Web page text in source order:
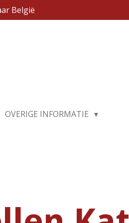
België
OVERIGE INFORMATIE